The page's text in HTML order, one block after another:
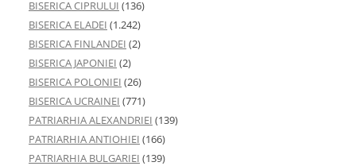
BISERICA CIPRULUI (136)
BISERICA ELADEI (1.242)
BISERICA FINLANDEI (2)
BISERICA JAPONIEI (2)
BISERICA POLONIEI (26)
BISERICA UCRAINEI (771)
PATRIARHIA ALEXANDRIEI (139)
PATRIARHIA ANTIOHIEI (166)
PATRIARHIA BULGARIEI (139)